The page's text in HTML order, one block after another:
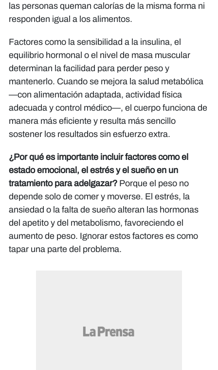
las personas queman calorías de la misma forma ni
responden igual a los alimentos.
Factores como la sensibilidad a la insulina, el
equilibrio hormonal o el nivel de masa muscular
determinan la facilidad para perder peso y
mantenerlo. Cuando se mejora la salud metabólica
—con alimentación adaptada, actividad física
adecuada y control médico—, el cuerpo funciona de
manera más eficiente y resulta más sencillo
sostener los resultados sin esfuerzo extra.
¿Por qué es importante incluir factores como el
estado emocional, el estrés y el sueño en un
tratamiento para adelgazar? Porque el peso no
depende solo de comer y moverse. El estrés, la
ansiedad o la falta de sueño alteran las hormonas
del apetito y del metabolismo, favoreciendo el
aumento de peso. Ignorar estos factores es como
tapar una parte del problema.